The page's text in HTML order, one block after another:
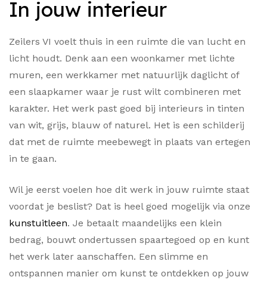
In jouw interieur
Zeilers VI voelt thuis in een ruimte die van lucht en
licht houdt. Denk aan een woonkamer met lichte
muren, een werkkamer met natuurlijk daglicht of
een slaapkamer waar je rust wilt combineren met
karakter. Het werk past goed bij interieurs in tinten
van wit, grijs, blauw of naturel. Het is een schilderij
dat met de ruimte meebewegt in plaats van ertegen
in te gaan.
Wil je eerst voelen hoe dit werk in jouw ruimte staat
voordat je beslist? Dat is heel goed mogelijk via onze
kunstuitleen. Je betaalt maandelijks een klein
bedrag, bouwt ondertussen spaartegoed op en kunt
het werk later aanschaffen. Een slimme en
ontspannen manier om kunst te ontdekken op jouw